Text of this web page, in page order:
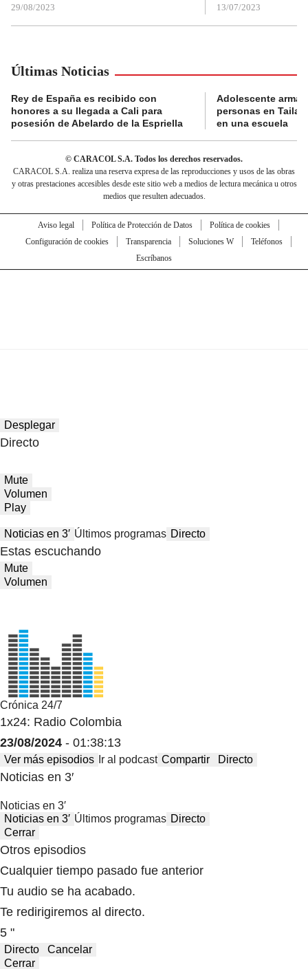
29/08/2023 13/07/2023
Últimas Noticias
Rey de España es recibido con
honores a su llegada a Cali para
posesión de Abelardo de la Espriella
Adolescente
personas en
en una escuela
© CARACOL S.A. Todos los derechos reservados.
CARACOL S.A. realiza una reserva expresa de las reproducciones y usos de las obras
y otras prestaciones accesibles desde este sitio web a medios de lectura mecánica u otros
medios que resulten adecuados.
Aviso legal Política de Protección de Datos
Política de cookies
Configuración de cookies
Transparencia Soluciones W
Teléfonos
Escríbanos
Desplegar
Directo
Mute
Volumen
Play
Noticias en 3′ Últimos programas Directo
Estas escuchando
Mute
Volumen
Crónica 24/7
1x24: Radio Colombia
23/08/2024 - 01:38:13
Ver más episodios Ir al podcast Compartir Directo
Noticias en 3′
Noticias en 3′
Noticias en 3′ Últimos programas Directo
Cerrar
Otros episodios
Cualquier tiempo pasado fue anterior
Tu audio se ha acabado.
Te redirigiremos al directo.
5 "
Directo
Cancelar
Cerrar